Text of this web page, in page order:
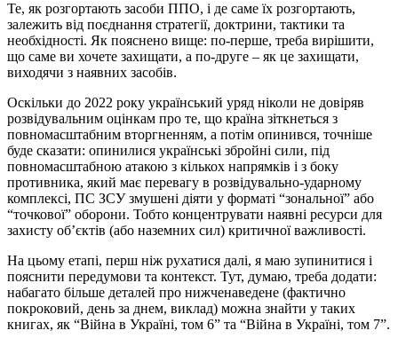
Те, як розгортають засоби ППО, і де саме їх розгортають,
залежить від поєднання стратегії, доктрини, тактики та
необхідності. Як пояснено вище: по-перше, треба вирішити,
що саме ви хочете захищати, а по-друге – як це захищати,
виходячи з наявних засобів.
Оскільки до 2022 року український уряд ніколи не довіряв
розвідувальним оцінкам про те, що країна зіткнеться з
повномасштабним вторгненням, а потім опинився, точніше
буде сказати: опинилися українські збройні сили, під
повномасштабною атакою з кількох напрямків і з боку
противника, який має перевагу в розвідувально-ударному
комплексі, ПС ЗСУ змушені діяти у форматі “зональної” або
“точкової” оборони. Тобто концентрувати наявні ресурси для
захисту об’єктів (або наземних сил) критичної важливості.
На цьому етапі, перш ніж рухатися далі, я маю зупинитися і
пояснити передумови та контекст. Тут, думаю, треба додати:
набагато більше деталей про нижченаведене (фактично
покроковий, день за днем, виклад) можна знайти у таких
книгах, як “Війна в Україні, том 6” та “Війна в Україні, том 7”.